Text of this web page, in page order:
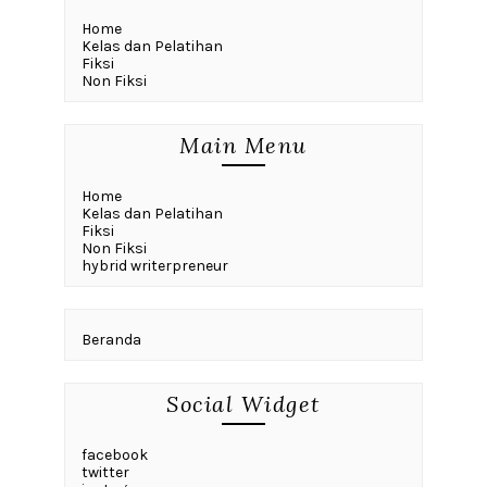
Home
Kelas dan Pelatihan
Fiksi
Non Fiksi
Main Menu
Home
Kelas dan Pelatihan
Fiksi
Non Fiksi
hybrid writerpreneur
Beranda
Social Widget
facebook
twitter